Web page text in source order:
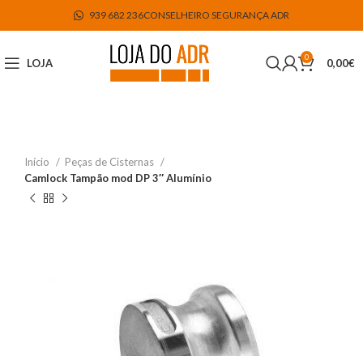
939 682 236CONSELHEIRO SEGURANÇA ADR
LOJA 0 0,00€
Início
Peças de Cisternas
Camlock Tampão mod DP 3″ Alumínio